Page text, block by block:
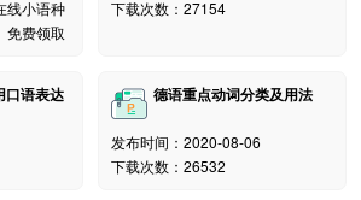
试成绩单、证书怎么领取？
DALF考试证书怎么领取？
DALF考试证书怎么领取？
线小语种
免费领取
下载次数：27154
口语表达
德语重点动词分类及用法
发布时间：2020-08-06
下载次数：26532